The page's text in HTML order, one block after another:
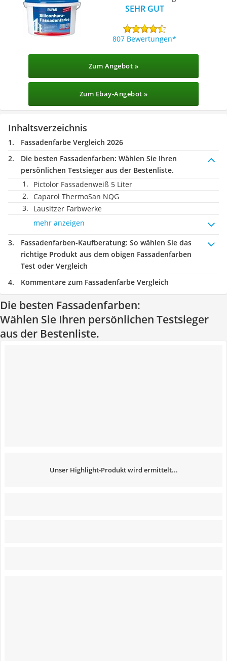
SEHR GUT
807 Bewertungen
Zum Angebot »
Zum Ebay-Angebot »
Inhaltsverzeichnis
Fassadenfarbe Vergleich 2026
Die besten Fassadenfarben: Wählen Sie Ihren
persönlichen Testsieger aus der Bestenliste.
Pictolor Fassadenweiß 5 Liter
Caparol ThermoSan NQG
Lausitzer Farbwerke
mehr anzeigen
Fassadenfarben-Kaufberatung: So wählen Sie das
richtige Produkt aus dem obigen Fassadenfarben
Test oder Vergleich
Kommentare zum Fassadenfarbe Vergleich
Die besten Fassadenfarben:
Wählen Sie Ihren persönlichen Testsieger
aus der Bestenliste.
Unser Highlight-Produkt wird ermittelt...